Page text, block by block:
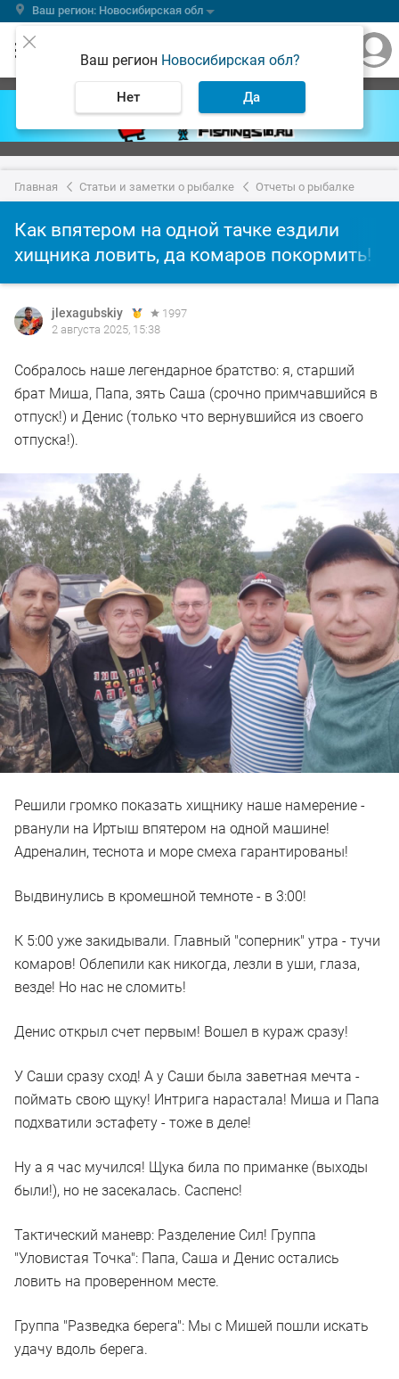
Ваш регион: Новосибирская обл
Ваш регион Новосибирская обл?
Нет Да
Главная Статьи и заметки о рыбалке Отчеты о рыбалке
Как впятером на одной тачке ездили
хищника ловить, да комаров покормить!
jlexagubskiy
1997
2 августа 2025, 15:38
Собралось наше легендарное братство: я, старший
брат Миша, Папа, зять Саша (срочно примчавшийся в
отпуск!) и Денис (только что вернувшийся из своего
отпуска!).
Решили громко показать хищнику наше намерение -
рванули на Иртыш впятером на одной машине!
Адреналин, теснота и море смеха гарантированы!
Выдвинулись в кромешной темноте - в 3:00!
К 5:00 уже закидывали. Главный "соперник" утра - тучи
комаров! Облепили как никогда, лезли в уши, глаза,
везде! Но нас не сломить!
Денис открыл счет первым! Вошел в кураж сразу!
У Саши сразу сход! А у Саши была заветная мечта -
поймать свою щуку! Интрига нарастала! Миша и Папа
подхватили эстафету - тоже в деле!
Ну а я час мучился! Щука била по приманке (выходы
были!), но не засекалась. Саспенс!
Тактический маневр: Разделение Сил! Группа
"Уловистая Точка": Папа, Саша и Денис остались
ловить на проверенном месте.
Группа "Разведка берега": Мы с Мишей пошли искать
удачу вдоль берега.